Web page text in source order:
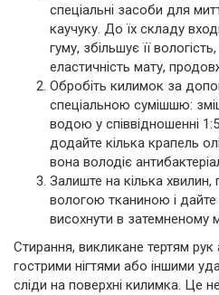
спеціальні засоби для
каучуку. До їх складу
гуму, збільшує її
еластичність мату,
Обробіть килимок за
спеціальною сумішшю:
водою у співвідношенні
додайте кілька крапель
вона володіє
Залиште на кілька хвилин,
вологою тканиною і
висохнути в затемненому
Стирання, викликане тертям рук
гострими нігтями або іншими
сліди на поверхні килимка. Це